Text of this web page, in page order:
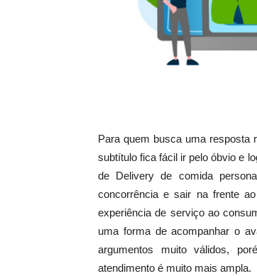
Para quem busca uma resposta
subtítulo fica fácil ir pelo óbvio e
de Delivery de comida
concorrência e sair na frente
experiência de serviço ao
uma forma de acompanhar o
argumentos muito válidos,
atendimento é muito mais ampla.